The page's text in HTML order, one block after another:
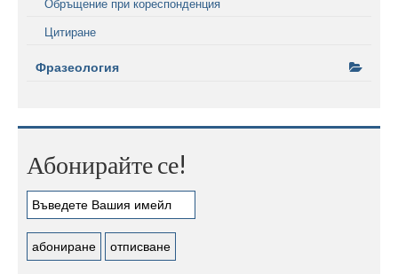
Обръщение при кореспонденция
Цитиране
Фразеология
Абонирайте се!